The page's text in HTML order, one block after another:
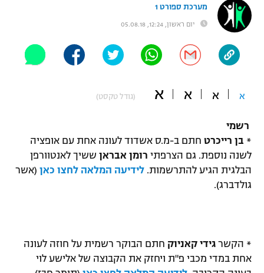
"מעל הליגה" – פודקאסט
תקנון משתתפים וזוכים בפרסים
תקנון עבור פעילות אלקטרה
טניס
גיימינג E-Sports
מכבי נתניה
בני יהודה
ליגות נוספות
UFC
היאבקות WWE
כדורמים
פוטבול אמריקאי NFL
בייסבול MLB
אומנויות לחימה
מערכת ספורט 1
יום ראשון, 12:24, 05.08.18
א א א א (גודל טקסט)
רשמי
* בן רייכרט חתם ב-מ.ס אשדוד לעונה אחת עם אופציה
לשנה נוספת. גם הצרפתי רומן אבראן ששיך לאנטוורפן
הבלגית הגיע להתרשמות. לידיעה המלאה לחצו כאן (אשר
גולדברג).
* הקשר גידי קאניוק חתם הבוקר רשמית על חוזה לעונה
אחת במדי מכבי פ"ת ויחזק את הקבוצה של אלישע לוי